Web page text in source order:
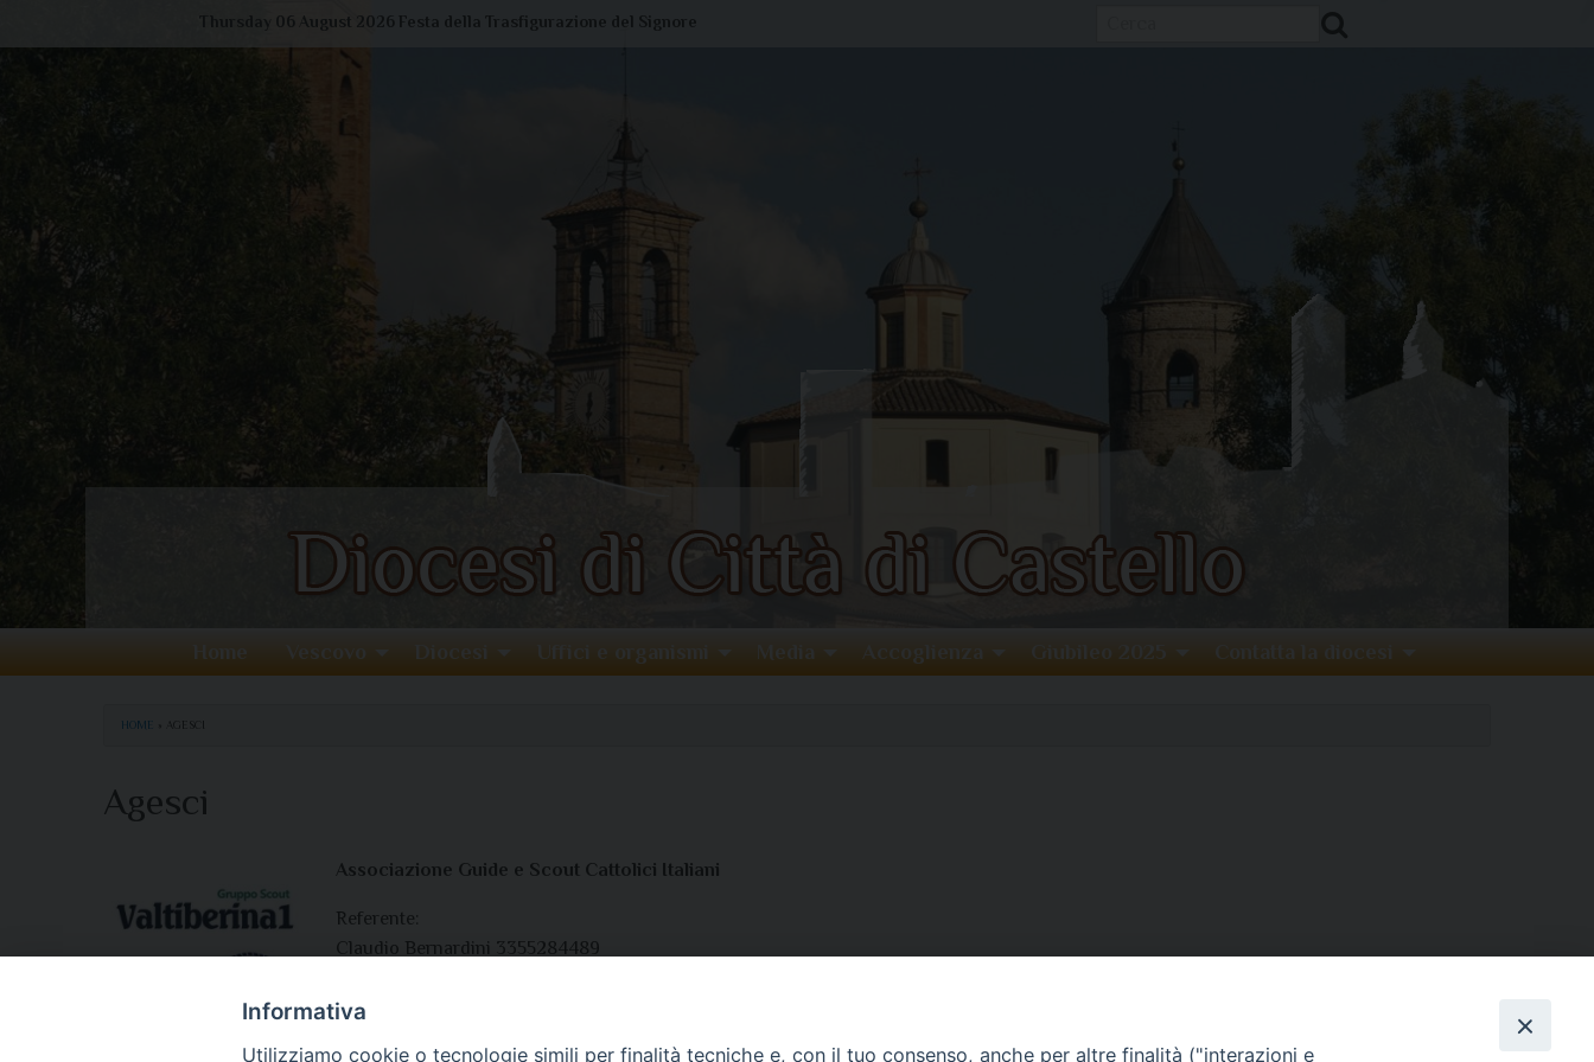
Thursday 06 August 2026 Festa della Trasfigurazione del Signore
Home Vescovo Diocesi Uffici e organismi Media Accoglienza Giubileo 2025 Contatta la diocesi
HOME AGESCI
Agesci
Associazione Guide e Scout Cattolici Italiani
Referente:
Claudio Bernardini 3355284489
http://valtiberina1scout.it
Informativa
Utilizziamo cookie o tecnologie simili per finalità tecniche e, con il tuo consenso, anche per altre finalità ("interazioni e